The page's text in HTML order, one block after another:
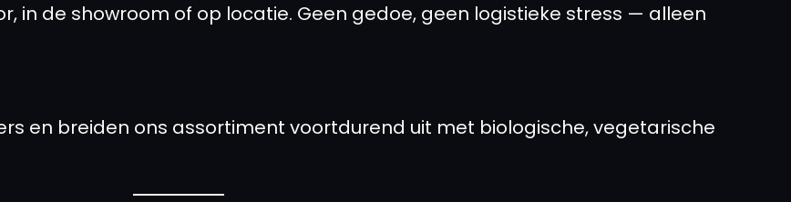
in de showroom of op locatie. Geen gedoe, geen logistieke stress — alleen
en breiden ons assortiment voortdurend uit met biologische, vegetarische